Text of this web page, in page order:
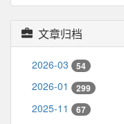
文章归档
2026-03 54
2026-01 299
2025-11 67